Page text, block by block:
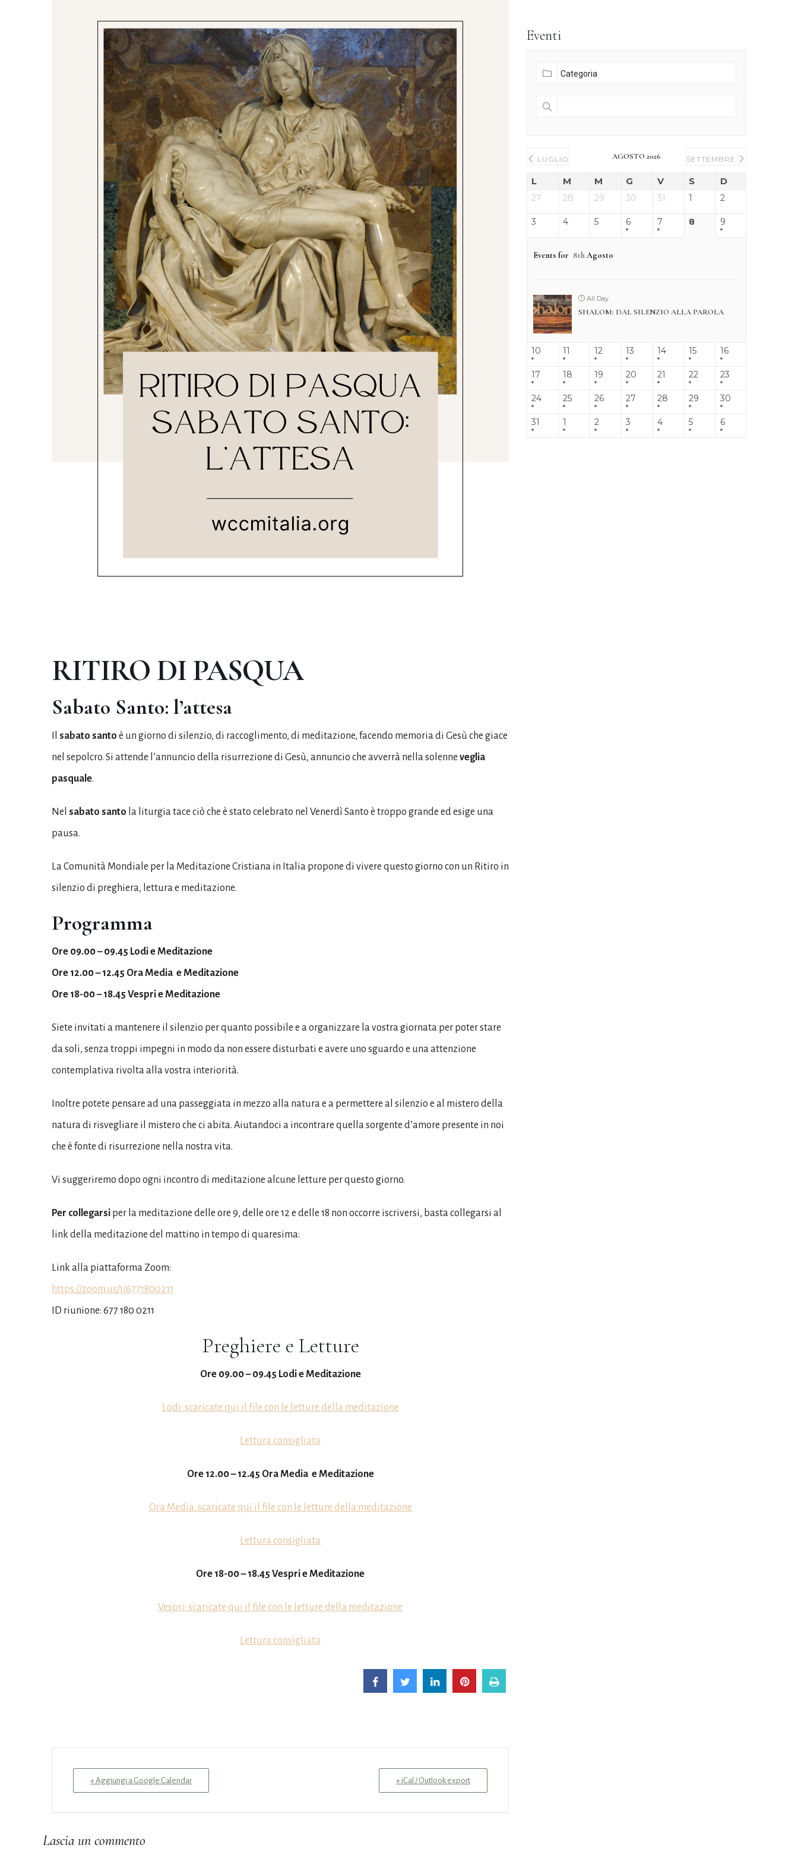
RITIRO DI PASQUA
Sabato Santo: l’attesa
sabato santo è un giorno di silenzio, di raccoglimento, di meditazione, facendo memoria di Gesù che giace
nel sepolcro. Si attende l’annuncio della risurrezione di Gesù, annuncio che avverrà nella solenne veglia
pasquale.
Nel sabato santo la liturgia tace ciò che è stato celebrato nel Venerdì Santo è troppo grande ed esige una
pausa.
La Comunità Mondiale per la Meditazione Cristiana in Italia propone di vivere questo giorno con un Ritiro in
silenzio di preghiera, lettura e meditazione.
Programma
Ore 09.00 – 09.45 Lodi e Meditazione
Ore 12.00 – 12.45 Ora Media e Meditazione
Ore 18-00 – 18.45 Vespri e Meditazione
Siete invitati a mantenere il silenzio per quanto possibile e a organizzare la vostra giornata per poter stare
da soli, senza troppi impegni in modo da non essere disturbati e avere uno sguardo e una attenzione
contemplativa rivolta alla vostra interiorità.
Inoltre potete pensare ad una passeggiata in mezzo alla natura e a permettere al silenzio e al mistero della
natura di risvegliare il mistero che ci abita. Aiutandoci a incontrare quella sorgente d’amore presente in noi
che è fonte di risurrezione nella nostra vita.
Vi suggeriremo dopo ogni incontro di meditazione alcune letture per questo giorno.
Per collegarsi per la meditazione delle ore 9, delle ore 12 e delle 18 non occorre iscriversi, basta collegarsi al
link della meditazione del mattino in tempo di quaresima:
Link alla piattaforma Zoom:
https://zoom.us/j/6771800211
ID riunione: 677 180 0211
Preghiere e Letture
Ore 09.00 – 09.45 Lodi e Meditazione
Lodi: scaricate qui il file con le letture della meditazione
Lettura consigliata
Ore 12.00 – 12.45 Ora Media e Meditazione
Ora Media: scaricate qui il file con le letture della meditazione
Lettura consigliata
Ore 18-00 – 18.45 Vespri e Meditazione
Vespri: scaricate qui il file con le letture della meditazione
Lettura consigliata
+ Aggiungi a Google Calendar + iCal / Outlook export
Eventi
LUGLIO AGOSTO 2026 SETTEMBRE
L M M G V S D
27 28 29 30 31 1 2
3 4 5 6 7 8 9
Events for 8thAgosto
All Day
SHALOM: DAL SILENZIO ALLA PAROLA
10 11 12 13 14 15 16
17 18 19 20 21 22 23
24 25 26 27 28 29 30
31 1 2 3 4 5 6
Lascia un commento